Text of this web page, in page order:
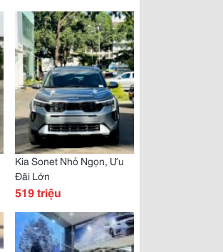
Kia Sonet Nhỏ Ngọn, Ưu
Đãi Lớn
519 triệu